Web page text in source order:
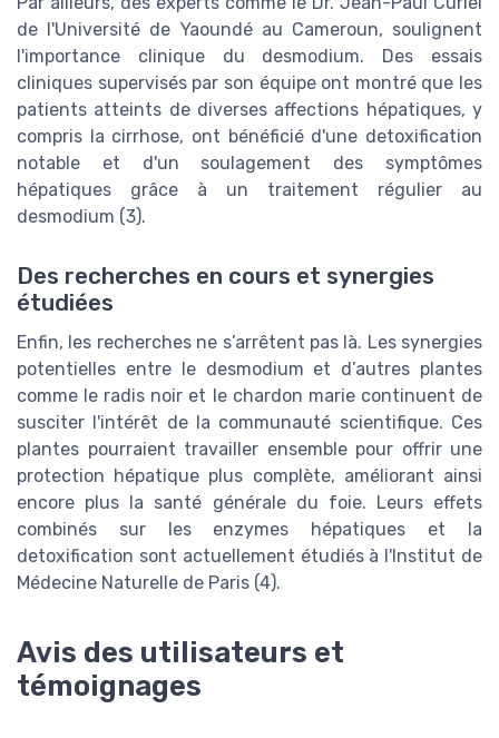
de l'Université de Yaoundé au Cameroun, soulignent
l'importance clinique du desmodium. Des essais
cliniques supervisés par son équipe ont montré que les
patients atteints de diverses affections hépatiques, y
compris la cirrhose, ont bénéficié d'une detoxification
notable et d'un soulagement des symptômes
hépatiques grâce à un traitement régulier au
desmodium (3).
Des recherches en cours et synergies
étudiées
Enfin, les recherches ne s’arrêtent pas là. Les synergies
potentielles entre le desmodium et d’autres plantes
comme le radis noir et le chardon marie continuent de
susciter l'intérêt de la communauté scientifique. Ces
plantes pourraient travailler ensemble pour offrir une
protection hépatique plus complète, améliorant ainsi
encore plus la santé générale du foie. Leurs effets
combinés sur les enzymes hépatiques et la
detoxification sont actuellement étudiés à l'Institut de
Médecine Naturelle de Paris (4).
Avis des utilisateurs et
témoignages